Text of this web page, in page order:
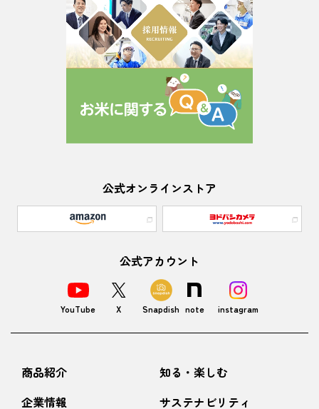
公式オンラインストア
公式アカウント
YouTube X Snapdish note instagram
商品紹介
知る・楽しむ
企業情報
サステナビリティ